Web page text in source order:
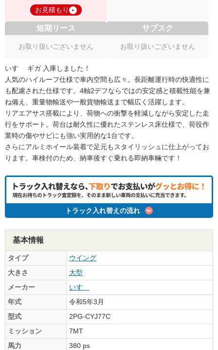
お見積もり
短期リース
お取り扱いございません
サブスク
お取り扱いございません
いすゞ ギガ 入庫しました！
人気のハイルーフ仕様で車内空間も広々。長距離運行時の快適性に
も配慮された仕様です。4軸2デフならではの安定感と積載性能を兼
ね備え、重量物輸送や一般貨物輸送まで幅広く活躍します。
リアエアサス搭載により、荷物への衝撃を軽減しながら安定した走
行をサポート。荷台は耐久性に優れたステンレス床仕様で、荷役作
業時の傷やサビにも強い実用的な1台です。
さらにアルミホイール装着で足元もスタイリッシュに仕上がってお
ります。車検付のため、納車後すぐ乗れる即納車輛です！
トラック入れ替えの流れ
基本情報
タイプ
ウイング
大きさ
大型
メーカー
いすゞ
年式
令和5年3月
型式
2PG-CYJ77C
ミッション
7MT
馬力
380 ps